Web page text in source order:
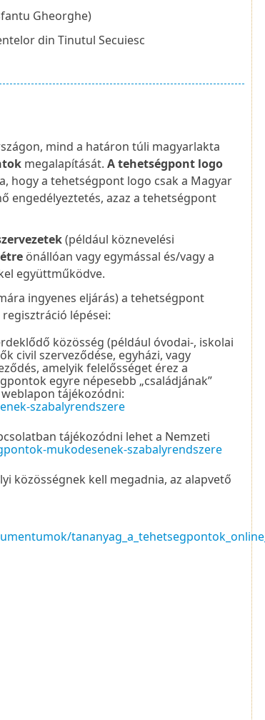
Gheorghe)
din Tinutul Secuiesc
mind a határon túli magyarlakta
megalapítását. A tehetségpont logo
hogy a tehetségpont logo csak a Magyar
engedélyeztetés, azaz a tehetségpont
(például köznevelési
önállóan vagy egymással és/vagy a
együttműködve.
ingyenes eljárás) a tehetségpont
lépései:
közösség (például óvodai-, iskolai
civil szerveződése, egyházi, vagy
amelyik felelősséget érez a
egyre népesebb „családjának”
tájékozódni:
szabalyrendszere
tájékozódni lehet a Nemzeti
mukodesenek-szabalyrendszere
közösségnek kell megadnia, az alapvető